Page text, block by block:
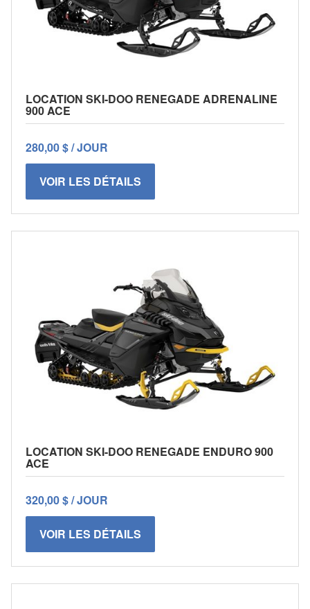
LOCATION SKI-DOO RENEGADE ADRENALINE
900 ACE
280,00 $ / JOUR
VOIR LES DÉTAILS
LOCATION SKI-DOO RENEGADE ENDURO 900
ACE
320,00 $ / JOUR
VOIR LES DÉTAILS